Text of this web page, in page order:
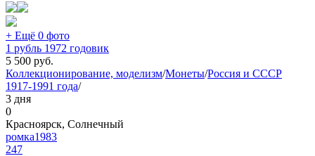
+ Ещё 0 фото
1 рубль 1972 годовик
5 500 руб.
Коллекционирование, моделизм/Монеты/Россия и СССР
1917-1991 года/
3 дня
0
Красноярск, Солнечный
ромка1983
247